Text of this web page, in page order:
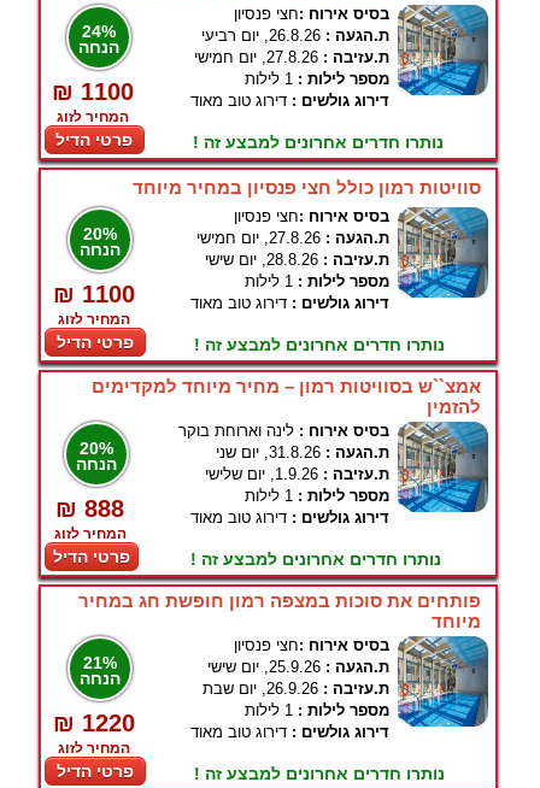
24%
הנחה
₪ 1100
המחיר לזוג
פרטי הדיל
בסיס אירוח :חצי פנסיון
ת.הגעה : 26.8.26, יום רביעי
ת.עזיבה : 27.8.26, יום חמישי
מספר לילות : 1 לילות
דירוג גולשים : דירוג טוב מאוד
נותרו חדרים אחרונים למבצע זה !
סוויטות רמון כולל חצי פנסיון במחיר מיוחד
20%
הנחה
₪ 1100
המחיר לזוג
פרטי הדיל
בסיס אירוח :חצי פנסיון
ת.הגעה : 27.8.26, יום חמישי
ת.עזיבה : 28.8.26, יום שישי
מספר לילות : 1 לילות
דירוג גולשים : דירוג טוב מאוד
נותרו חדרים אחרונים למבצע זה !
אמצ``ש בסוויטות רמון – מחיר מיוחד למקדימים
להזמין
20%
הנחה
₪ 888
המחיר לזוג
פרטי הדיל
בסיס אירוח : לינה וארוחת בוקר
ת.הגעה : 31.8.26, יום שני
ת.עזיבה : 1.9.26, יום שלישי
מספר לילות : 1 לילות
דירוג גולשים : דירוג טוב מאוד
נותרו חדרים אחרונים למבצע זה !
פותחים את סוכות במצפה רמון חופשת חג במחיר
מיוחד
21%
הנחה
₪ 1220
המחיר לזוג
פרטי הדיל
בסיס אירוח :חצי פנסיון
ת.הגעה : 25.9.26, יום שישי
ת.עזיבה : 26.9.26, יום שבת
מספר לילות : 1 לילות
דירוג גולשים : דירוג טוב מאוד
נותרו חדרים אחרונים למבצע זה !